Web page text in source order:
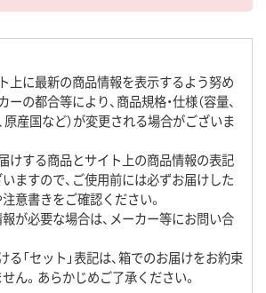
上に最新の商品情報を表示するよう努め
の都合等により、商品規格・仕様（容量、
原産国など）が変更される場合がございま
けする商品とサイト上の商品情報の表記
ますので、ご使用前には必ずお届けした
意書きをご確認ください。
が必要な場合は、メーカー等にお問い合
る「セット」表記は、箱でのお届けをお約束
ん。あらかじめご了承ください。